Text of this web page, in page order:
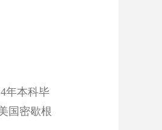
年本科毕
国密歇根